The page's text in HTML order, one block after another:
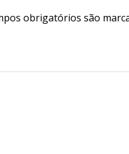
obrigatórios são